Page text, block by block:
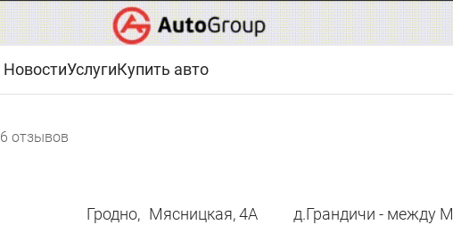
НовостиУслугиКупить авто
6 отзывов
Гродно, Мясницкая, 4А
д.Грандичи - между